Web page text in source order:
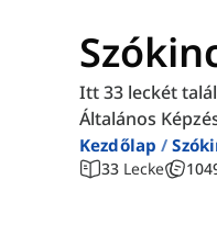
Itt 33 leckét
Általános
Kezdőlap
33 Lecke